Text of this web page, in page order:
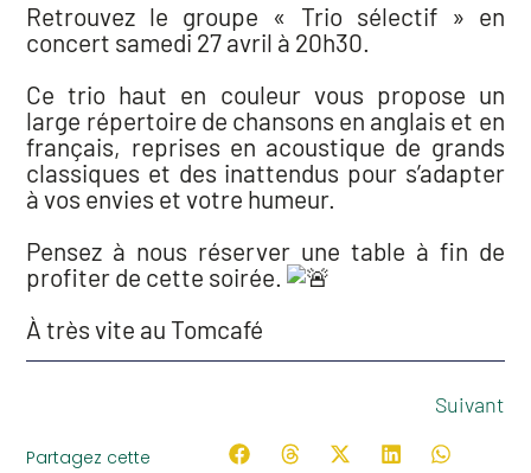
Retrouvez le groupe « Trio sélectif » en
concert samedi 27 avril à 20h30.
Ce trio haut en couleur vous propose un
large répertoire de chansons en anglais et en
français, reprises en acoustique de grands
classiques et des inattendus pour s’adapter
à vos envies et votre humeur.⁠
Pensez à nous réserver une table à fin de
profiter de cette soirée.
À très vite au Tomcafé⁠
Suivant
Partagez cette